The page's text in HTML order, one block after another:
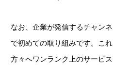
なお、企業が発信するチャン
で初めての取り組みです。こ
方々へワンランク上のサービ